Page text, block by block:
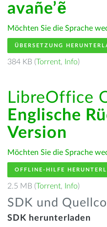
avañe’ẽ
Möchten Sie die Sprache
ÜBERSETZUNG
384 KB (Torrent, Info)
LibreOffice
Englische
Version
Möchten Sie die Sprache
OFFLINE-HILFE
2.5 MB (Torrent, Info)
SDK und
SDK herunterladen